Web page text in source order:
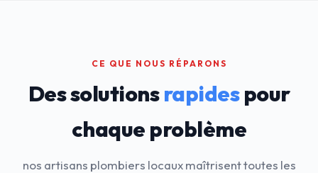
CE QUE NOUS RÉPARONS
Des solutionsrapidespour
chaque problème
nos artisans plombiers locaux maîtrisent toutes les